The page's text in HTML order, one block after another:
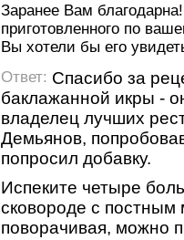
Заранее Вам
приготовленного по
Вы хотели бы его
Ответ: Спасибо за
баклажанной икры -
владелец лучших
Демьянов,
попросил добавку.
Испеките четыре
сковороде с
поворачивая, можно